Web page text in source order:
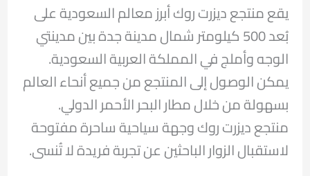
يقع منتجع ديزرت روك أبرز معالم السعودية على
بُعد 500 كيلومتر شمال مدينة جدة بين مدينتي
الوجه وأملج في المملكة العربية السعودية.
يمكن الوصول إلى المنتجع من جميع أنحاء العالم
بسهولة من خلال مطار البحر الأحمر الدولي.
منتجع ديزرت روك وجهة سياحية ساحرة مفتوحة
لاستقبال الزوار الباحثين عن تجربة فريدة لا تُنسى.